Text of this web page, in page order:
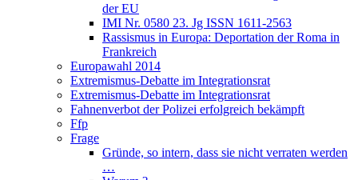
der EU
IMI Nr. 0580 23. Jg ISSN 1611-2563
Rassismus in Europa: Deportation der Roma in
Frankreich
Europawahl 2014
Extremismus-Debatte im Integrationsrat
Extremismus-Debatte im Integrationsrat
Fahnenverbot der Polizei erfolgreich bekämpft
Ffp
Frage
Gründe, so intern, dass sie nicht verraten werden
…